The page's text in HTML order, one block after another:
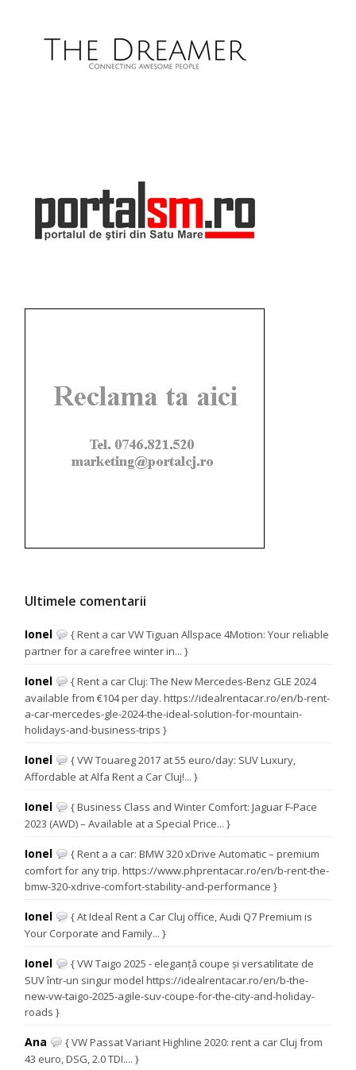
Ultimele comentarii
Ionel
{ Rent a car VW Tiguan Allspace 4Motion: Your reliable
partner for a carefree winter in... }
Ionel
{ Rent a car Cluj: The New Mercedes-Benz GLE 2024
available from €104 per day. https://idealrentacar.ro/en/b-rent-
a-car-mercedes-gle-2024-the-ideal-solution-for-mountain-
holidays-and-business-trips }
Ionel
{ VW Touareg 2017 at 55 euro/day: SUV Luxury,
Affordable at Alfa Rent a Car Cluj!... }
Ionel
{ Business Class and Winter Comfort: Jaguar F-Pace
2023 (AWD) – Available at a Special Price... }
Ionel
{ Rent a a car: BMW 320 xDrive Automatic – premium
comfort for any trip. https://www.phprentacar.ro/en/b-rent-the-
bmw-320-xdrive-comfort-stability-and-performance }
Ionel
{ At Ideal Rent a Car Cluj office, Audi Q7 Premium is
Your Corporate and Family... }
Ionel
{ VW Taigo 2025 - eleganță coupe și versatilitate de
SUV într-un singur model https://idealrentacar.ro/en/b-the-
new-vw-taigo-2025-agile-suv-coupe-for-the-city-and-holiday-
roads }
Ana
{ VW Passat Variant Highline 2020: rent a car Cluj from
43 euro, DSG, 2.0 TDI.... }